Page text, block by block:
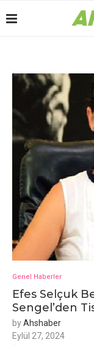
Genel Haberler
Efes Selçuk
Sengel’den
byAhshaber
Eylül 27, 2024